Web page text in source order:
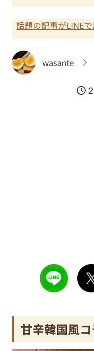
話題の記事がLINE
wasante
甘辛韓国風